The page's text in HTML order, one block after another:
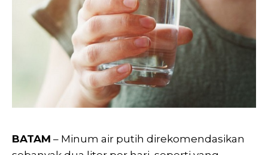
BATAM – Minum air putih direkomendasikan